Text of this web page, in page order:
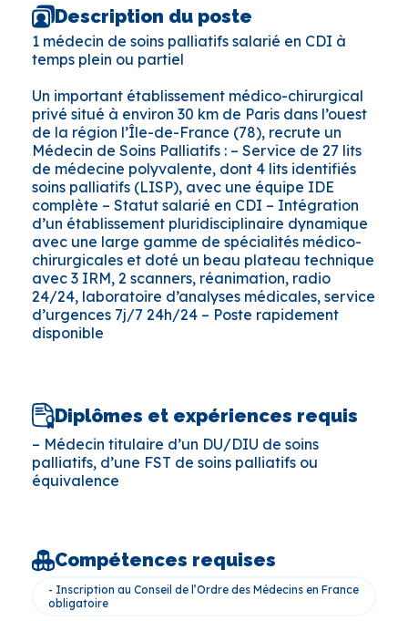
Description du poste
1 médecin de soins palliatifs salarié en CDI à
temps plein ou partiel
Un important établissement médico-chirurgical
privé situé à environ 30 km de Paris dans l’ouest
de la région l’Île-de-France (78), recrute un
Médecin de Soins Palliatifs : – Service de 27 lits
de médecine polyvalente, dont 4 lits identifiés
soins palliatifs (LISP), avec une équipe IDE
complète – Statut salarié en CDI – Intégration
d’un établissement pluridisciplinaire dynamique
avec une large gamme de spécialités médico-
chirurgicales et doté un beau plateau technique
avec 3 IRM, 2 scanners, réanimation, radio
24/24, laboratoire d’analyses médicales, service
d’urgences 7j/7 24h/24 – Poste rapidement
disponible
Compétences requises
- Inscription au Conseil de l’Ordre des Médecins en France
obligatoire
Diplômes et expériences requis
– Médecin titulaire d’un DU/DIU de soins
palliatifs, d’une FST de soins palliatifs ou
équivalence